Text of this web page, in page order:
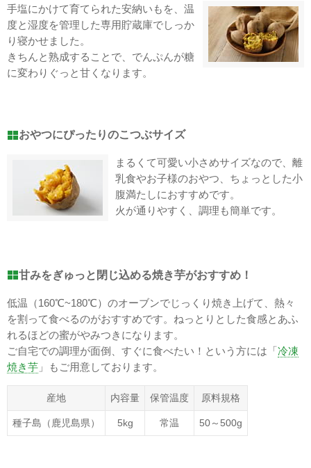
手塩にかけて育てられた安納いもを、温
度と湿度を管理した専用貯蔵庫でしっか
り寝かせました。
きちんと熟成することで、でんぷんが糖
に変わりぐっと甘くなります。
おやつにぴったりのこつぶサイズ
まるくて可愛い小さめサイズなので、離
乳食やお子様のおやつ、ちょっとした小
腹満たしにおすすめです。
火が通りやすく、調理も簡単です。
甘みをぎゅっと閉じ込める焼き芋がおすすめ！
低温（160℃~180℃）のオーブンでじっくり焼き上げて、熱々
を割って食べるのがおすすめです。ねっとりとした食感とあふ
れるほどの蜜がやみつきになります。
ご自宅での調理が面倒、すぐに食べたい！という方には「冷凍
焼き芋 」もご用意しております。
産地 内容量 保管温度 原料規格
種子島（鹿児島県） 5kg 常温 50～500g